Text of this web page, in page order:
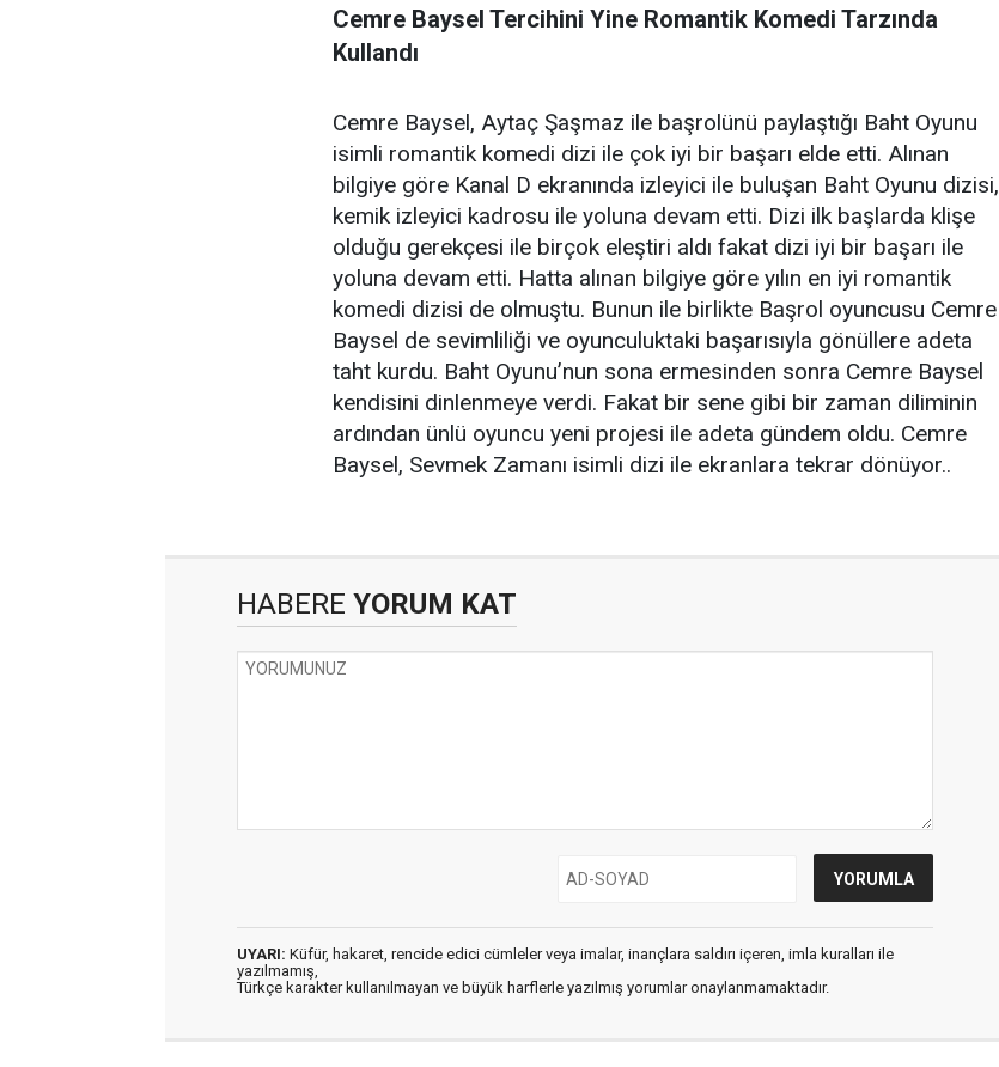
Cemre Baysel Tercihini Yine Romantik Komedi Tarzında
Kullandı
Cemre Baysel, Aytaç Şaşmaz ile başrolünü paylaştığı Baht Oyunu
isimli romantik komedi dizi ile çok iyi bir başarı elde etti. Alınan
bilgiye göre Kanal D ekranında izleyici ile buluşan Baht Oyunu dizisi,
kemik izleyici kadrosu ile yoluna devam etti. Dizi ilk başlarda klişe
olduğu gerekçesi ile birçok eleştiri aldı fakat dizi iyi bir başarı ile
yoluna devam etti. Hatta alınan bilgiye göre yılın en iyi romantik
komedi dizisi de olmuştu. Bunun ile birlikte Başrol oyuncusu Cemre
Baysel de sevimliliği ve oyunculuktaki başarısıyla gönüllere adeta
taht kurdu. Baht Oyunu’nun sona ermesinden sonra Cemre Baysel
kendisini dinlenmeye verdi. Fakat bir sene gibi bir zaman diliminin
ardından ünlü oyuncu yeni projesi ile adeta gündem oldu. Cemre
Baysel, Sevmek Zamanı isimli dizi ile ekranlara tekrar dönüyor..
HABERE YORUM KAT
UYARI: Küfür, hakaret, rencide edici cümleler veya imalar, inançlara saldırı içeren, imla kuralları ile
yazılmamış,
Türkçe karakter kullanılmayan ve büyük harflerle yazılmış yorumlar onaylanmamaktadır.